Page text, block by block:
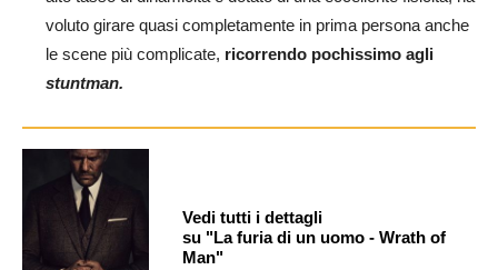
voluto girare quasi completamente in prima persona anche
le scene più complicate, ricorrendo pochissimo agli
stuntman.
Vedi tutti i dettagli
su "La furia di un uomo - Wrath of
Man"